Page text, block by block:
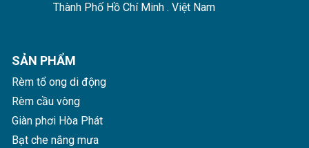
Vách ngăn phòng bếp với phòng ăn
Thành Phố Hồ Chí Minh . Việt Nam
SẢN PHẨM
Rèm tổ ong di động
Rèm cầu vòng
Giàn phơi Hòa Phát
Bạt che nắng mưa